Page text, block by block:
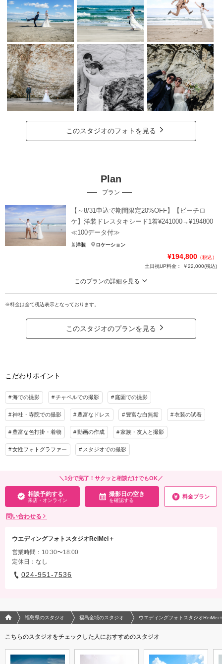
このスタジオのフォトを見る
Plan
プラン
【～8/31申込で期間限定20%OFF】【ビーチロ
ケ】洋装ドレスタキシード1着¥241000→¥194800
≪100データ付≫
洋装 ロケーション
¥194,800 （税込）
土日祝UP料金：
￥22,000(税込)
このプランの詳細を見る
地中海のような海での撮影 洋装1着ロケーション撮影プラン
福島県の海岸でのロケーション撮影プランです
ドレス・タキシード・アクセサリー・ヘアメイク・着付料・撮影料含、交通費
撮影料
着付け ヘアメイク
アルバム データ 100カット 台紙付写真
衣装追加 会食 挙式
家族と撮影 家族用衣装レンタル
その他含むもの
相談予約する
来店・オンライン
撮影日の空き
を確認する
※料金は全て税込表示となっております。
このスタジオのプランを見る
こだわりポイント
海での撮影 チャペルでの撮影 庭園での撮影
神社・寺院での撮影 豊富なドレス 豊富な白無垢 衣装の試着
豊富な色打掛・着物 動画の作成 家族・友人と撮影
女性フォトグラファー スタジオでの撮影
＼1分で完了！サクッと相談だけでもOK／
相談予約する
来店・オンライン
撮影日の空き
を確認する
料金プラン
問い合わせる
ウエディングフォトスタジオReiMei＋
営業時間：10:30〜18:00
定休日：なし
024-951-7536
フォトウエディング/結婚写真のPhotorait ホーム
福島県のスタジオ 福島全域のスタジオ ウエディングフォトスタジオReiMei
こちらのスタジオをチェックした人におすすめのスタジオ